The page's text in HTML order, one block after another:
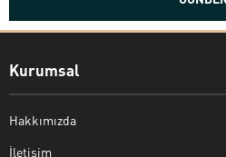
Kurumsal
Hakkımızda
İletişim